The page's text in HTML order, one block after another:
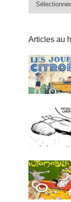
Articles au